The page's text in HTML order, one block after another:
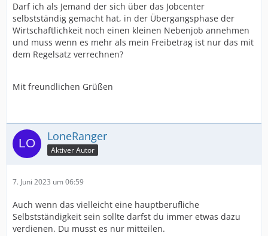
Darf ich als Jemand der sich über das Jobcenter
selbstständig gemacht hat, in der Übergangsphase der
Wirtschaftlichkeit noch einen kleinen Nebenjob annehmen
und muss wenn es mehr als mein Freibetrag ist nur das mit
dem Regelsatz verrechnen?
Mit freundlichen Grüßen
LoneRanger
Aktiver Autor
7. Juni 2023 um 06:59
Auch wenn das vielleicht eine hauptberufliche
Selbstständigkeit sein sollte darfst du immer etwas dazu
verdienen. Du musst es nur mitteilen.